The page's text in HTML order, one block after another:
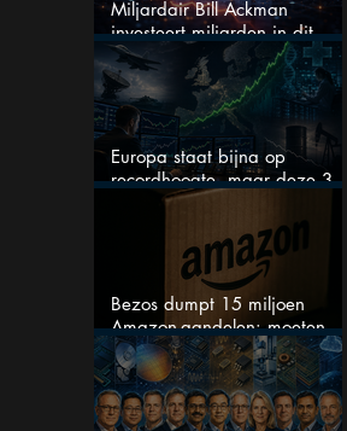
Miljardair Bill Ackman
investeert miljarden in dit
techaandeel
Europa staat bijna op
recordhoogte, maar deze 3
sectoren vallen nu op
Bezos dumpt 15 miljoen
Amazon-aandelen: moeten
beleggers zich zorgen maken?